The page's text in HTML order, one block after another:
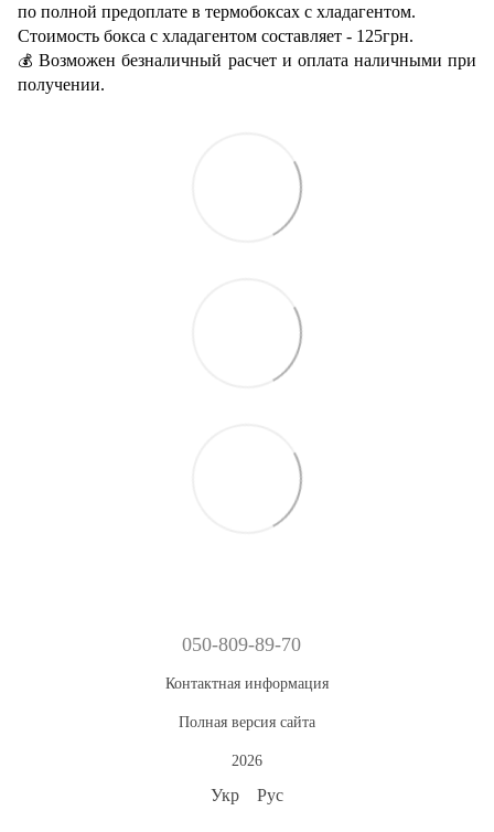
по полной предоплате в термобоксах с хладагентом.
Стоимость бокса с хладагентом составляет - 125грн.
💰 Возможен безналичный расчет и оплата наличными при
получении.
050-809-89-70
Контактная информация
Полная версия сайта
2026
Укр Рус